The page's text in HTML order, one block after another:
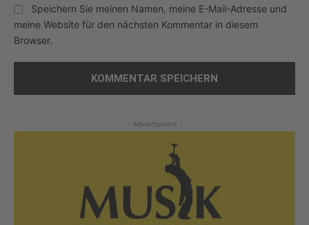
Speichern Sie meinen Namen, meine E-Mail-Adresse und
meine Website für den nächsten Kommentar in diesem
Browser.
- Advertisment -